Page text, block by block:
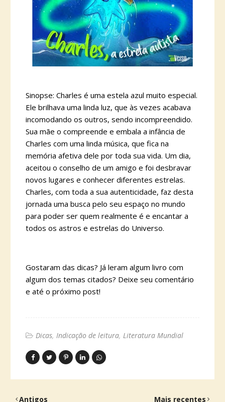
Sinopse: Charles é uma estela azul muito especial.
Ele brilhava uma linda luz, que às vezes acabava
incomodando os outros, sendo incompreendido.
Sua mãe o compreende e embala a infância de
Charles com uma linda música, que fica na
memória afetiva dele por toda sua vida. Um dia,
aceitou o conselho de um amigo e foi desbravar
novos lugares e conhecer diferentes estrelas.
Charles, com toda a sua autenticidade, faz desta
jornada uma busca pelo seu espaço no mundo
para poder ser quem realmente é e encantar a
todos os astros e estrelas do Universo.
Gostaram das dicas? Já leram algum livro com
algum dos temas citados? Deixe seu comentário
e até o próximo post!
Dicas Indicação de leitura Literatura Mundial
Mais recentes
Antigos